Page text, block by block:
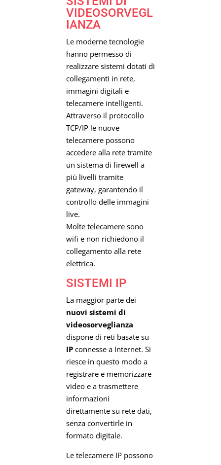
VIDEOSORVEGL
IANZA
Le moderne tecnologie
hanno permesso di
realizzare sistemi dotati di
collegamenti in rete,
immagini digitali e
telecamere intelligenti.
Attraverso il protocollo
TCP/IP le nuove
telecamere possono
accedere alla rete tramite
un sistema di firewell a
più livelli tramite
gateway, garantendo il
controllo delle immagini
live.
Molte telecamere sono
wifi e non richiedono il
collegamento alla rete
elettrica.
SISTEMI IP
La maggior parte dei
nuovi sistemi di
videosorveglianza
dispone di reti basate su
IPconnesse a Internet. Si
riesce in questo modo a
registrare e memorizzare
video e a trasmettere
informazioni
direttamente su rete dati,
senza convertirle in
formato digitale.
Le telecamere IP possono